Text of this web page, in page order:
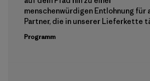
menschenwürdigen Entlohnung für
Partner, die in unserer Lieferkette
Programm